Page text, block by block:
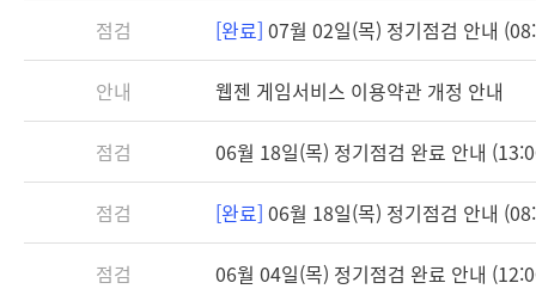
점검 [완료] 07월 02일(목) 정기점검 안내
안내 웹젠 게임서비스 이용약관 개정 안내
점검 06월 18일(목) 정기점검 완료 안내
점검 [완료] 06월 18일(목) 정기점검 안내
점검 06월 04일(목) 정기점검 완료 안내